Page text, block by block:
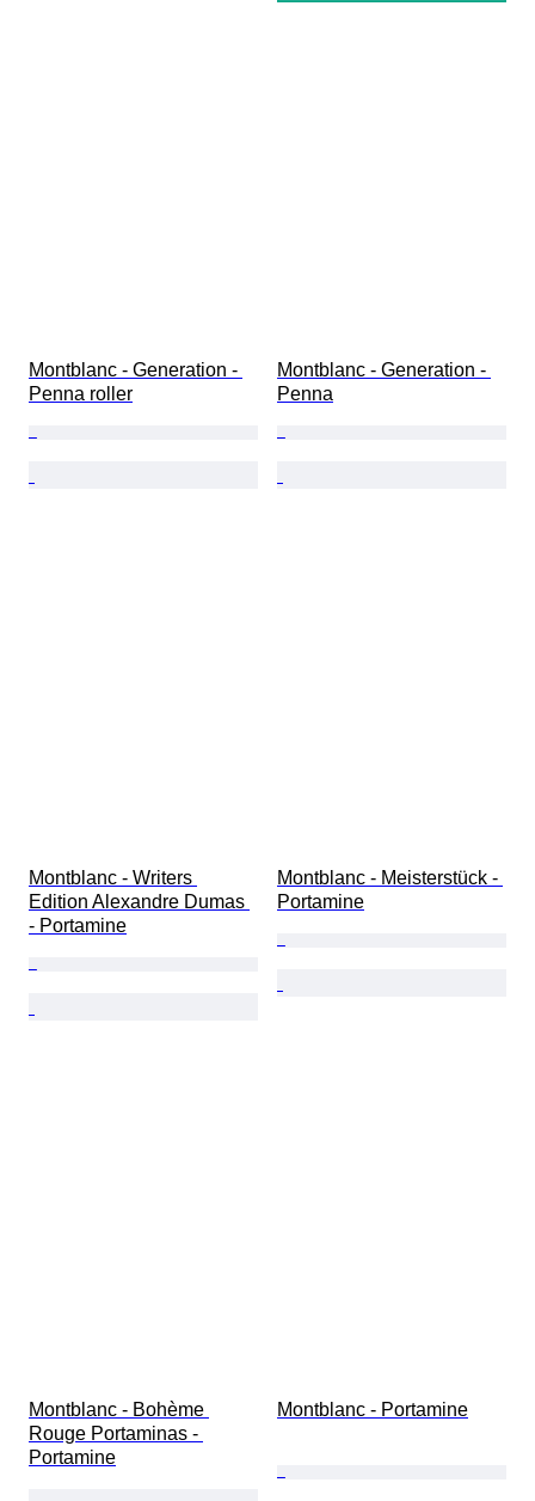
Montblanc - Generation -
Penna roller
Montblanc - Generation -
Penna
Montblanc - Writers
Edition Alexandre Dumas
- Portamine
Montblanc - Meisterstück -
Portamine
Montblanc - Bohème
Rouge Portaminas -
Portamine
Montblanc - Portamine